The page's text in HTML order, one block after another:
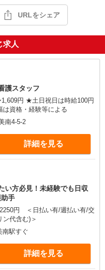
URLをシェア
求人
護スタッフ
日は時給100円
資格・経験等による
南4-5-2
詳細を見る
い方必見！未経験でも日収
手
円 ＜日払い有/週払い有/交
ン代含む)＞
南駅すぐ
詳細を見る